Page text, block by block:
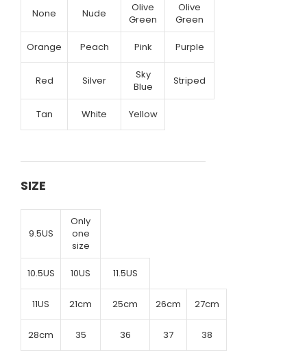
None Nude
Olive
Green
Olive
Green
Orange Peach Pink Purple
Red Silver
Sky
Blue
Striped
Tan White Yellow
SIZE
9.5US
Only
one
size
10.5US 10US 11.5US
11US 21cm 25cm 26cm 27cm
28cm 35 36 37 38